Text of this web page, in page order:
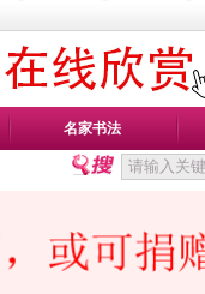
名家书法